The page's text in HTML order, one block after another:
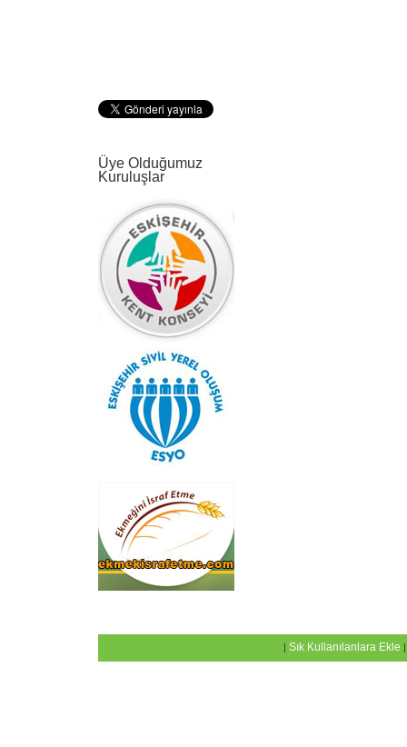
Üye Olduğumuz
Kuruluşlar
| Sık Kullanılanlara Ekle